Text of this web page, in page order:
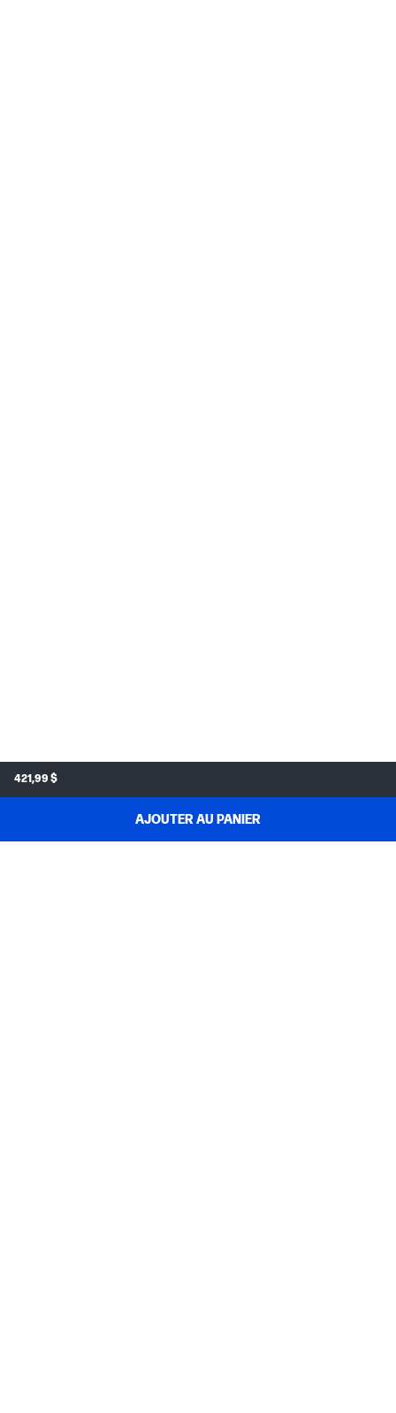
421,99 $
AJOUTER AU PANIER